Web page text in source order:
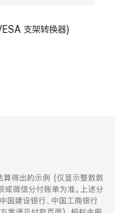
支架转换器)
算得出的示例 (仅显示整数数
或微信分付账单为准。上述分
国建设银行、中国工商银行